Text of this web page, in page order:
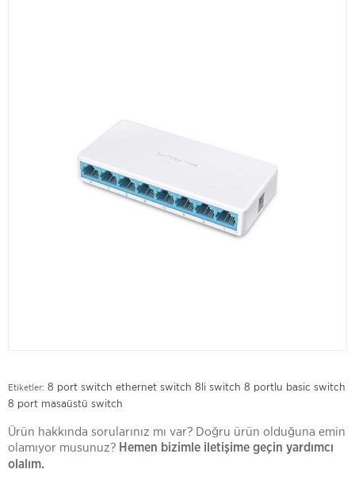
Etiketler: 8 port switch ethernet switch 8li switch 8 portlu basic switch
8 port masaüstü switch
Ürün hakkında sorularınız mı var? Doğru ürün olduğuna emin
olamıyor musunuz? Hemen bizimle iletişime geçin yardımcı
olalım.